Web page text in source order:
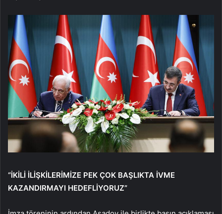
“İKİLİ İLİŞKİLERİMİZE PEK ÇOK BAŞLIKTA İVME
KAZANDIRMAYI HEDEFLİYORUZ”